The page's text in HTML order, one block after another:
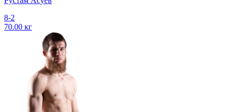
8-2
70.00 кг